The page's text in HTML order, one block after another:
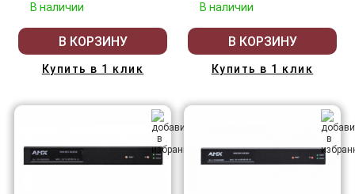
В наличии
В КОРЗИНУ
Купить в 1 клик
В наличии
В КОРЗИНУ
Купить в 1 клик